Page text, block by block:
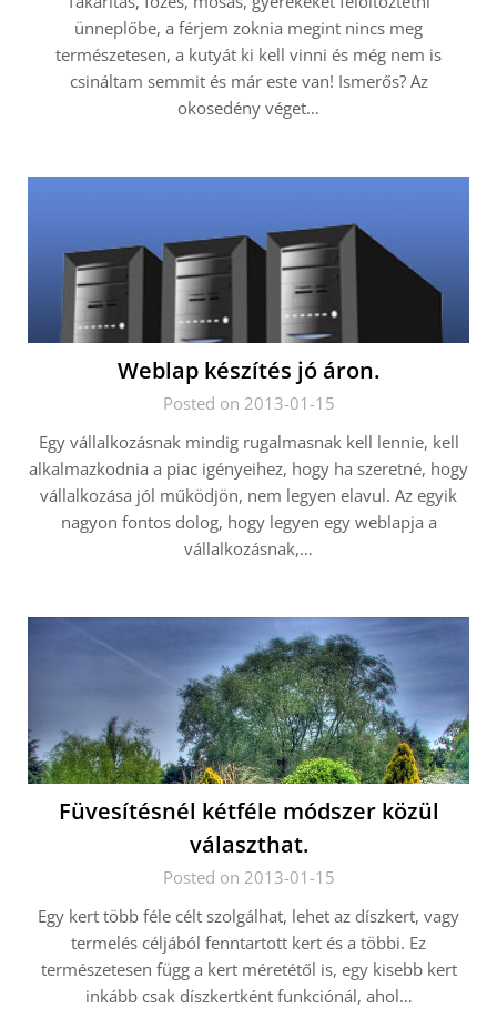
ünneplőbe, a férjem zoknia megint nincs meg
természetesen, a kutyát ki kell vinni és még nem is
csináltam semmit és már este van! Ismerős? Az
okosedény véget…
Weblap készítés jó áron.
Posted on 2013-01-15
Egy vállalkozásnak mindig rugalmasnak kell lennie, kell
alkalmazkodnia a piac igényeihez, hogy ha szeretné, hogy
vállalkozása jól működjön, nem legyen elavul. Az egyik
nagyon fontos dolog, hogy legyen egy weblapja a
vállalkozásnak,…
Füvesítésnél kétféle módszer közül
választhat.
Posted on 2013-01-15
Egy kert több féle célt szolgálhat, lehet az díszkert, vagy
termelés céljából fenntartott kert és a többi. Ez
természetesen függ a kert méretétől is, egy kisebb kert
inkább csak díszkertként funkciónál, ahol…